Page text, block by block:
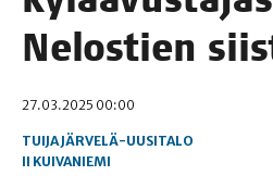
Nelos­tien
27.03.2025 00:00
TUIJA JÄRVELÄ-UUSITALO
II KUIVANIEMI